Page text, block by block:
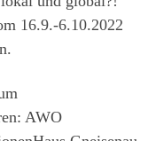
16.9.-6.10.2022
AWO